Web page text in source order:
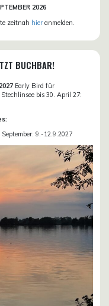
2026
zeitnah hier anmelden.
BUCHBAR!
Early Bird für
bis 30. April 27:
9.-12.9.2027